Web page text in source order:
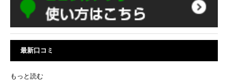
最新口コミ
もっと読む